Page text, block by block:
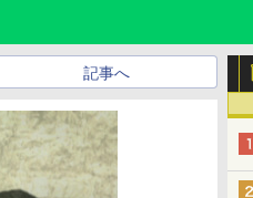
記事へ